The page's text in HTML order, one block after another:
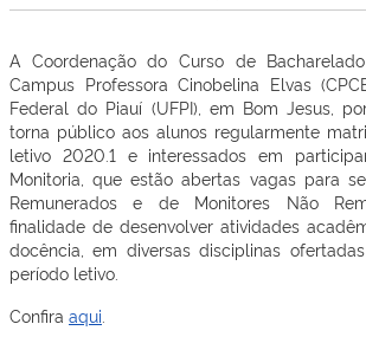
A Coordenação do Curso de
Campus Professora Cinobelina Elvas
Federal do Piauí (UFPI), em Bom Jesus,
torna público aos alunos regularmente
letivo 2020.1 e interessados em
Monitoria, que estão abertas vagas para
Remunerados e de Monitores Não
finalidade de desenvolver atividades
docência, em diversas disciplinas
período letivo.
Confira aqui